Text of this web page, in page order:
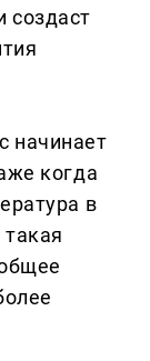
создаст
начинает
когда
в